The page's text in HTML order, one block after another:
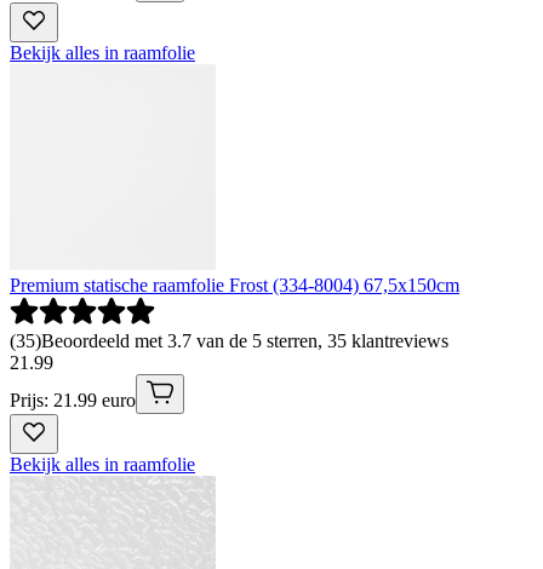
Bekijk alles in raamfolie
Premium statische raamfolie Frost (334-8004) 67,5x150cm
(35)Beoordeeld met 3.7 van de 5 sterren, 35 klantreviews
21 .99
Prijs: 21.99 euro
Bekijk alles in raamfolie